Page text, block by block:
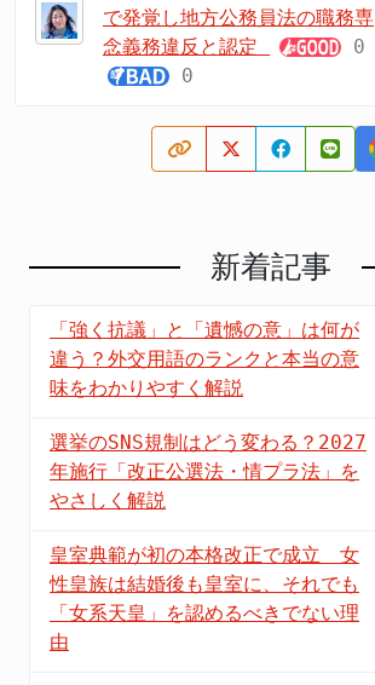
で発覚し地方公務員法の職務専
念義務違反と認定
0
0
新着記事
「強く抗議」と「遺憾の意」は何が
違う？外交用語のランクと本当の意
味をわかりやすく解説
選挙のSNS規制はどう変わる？2027
年施行「改正公選法・情プラ法」を
やさしく解説
皇室典範が初の本格改正で成立 女
性皇族は結婚後も皇室に、それでも
「女系天皇」を認めるべきでない理
由